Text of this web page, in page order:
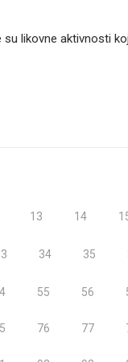
su likovne aktivnosti
13 14
34 35
55 56
76 77